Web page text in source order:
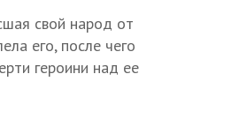
свой народ от
его, после чего
героини над ее